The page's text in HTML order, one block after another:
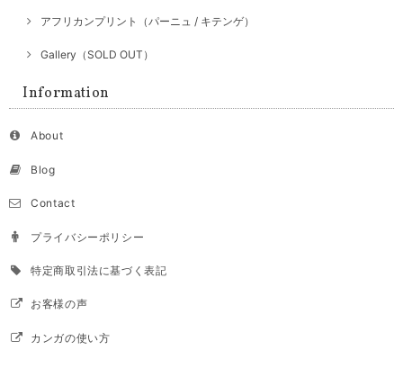
アフリカンプリント（パーニュ / キテンゲ）
Gallery（SOLD OUT）
Information
About
Blog
Contact
プライバシーポリシー
特定商取引法に基づく表記
お客様の声
カンガの使い方